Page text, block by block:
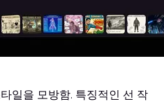
일을 모방함. 특징적인 선 작